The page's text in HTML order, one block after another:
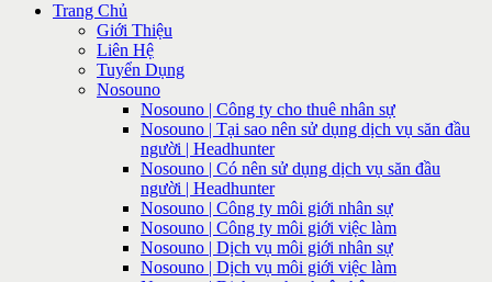
Trang Chủ
Giới Thiệu
Liên Hệ
Tuyển Dụng
Nosouno
Nosouno | Công ty cho thuê nhân sự
Nosouno | Tại sao nên sử dụng dịch vụ săn đầu
người | Headhunter
Nosouno | Có nên sử dụng dịch vụ săn đầu
người | Headhunter
Nosouno | Công ty môi giới nhân sự
Nosouno | Công ty môi giới việc làm
Nosouno | Dịch vụ môi giới nhân sự
Nosouno | Dịch vụ môi giới việc làm